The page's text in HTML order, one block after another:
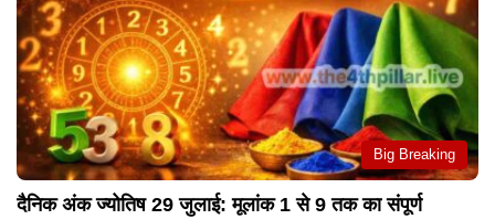
Big Breaking
दैनिक अंक ज्योतिष 29 जुलाई: मूलांक 1 से 9 तक का संपूर्ण